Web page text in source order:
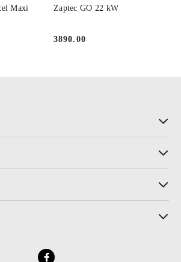
Maxi
Zaptec GO 22 kW
Cena:
3890.00